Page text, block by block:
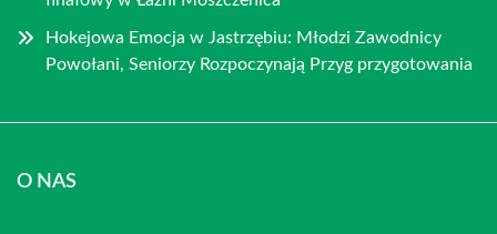
Hokejowa Emocja w Jastrzębiu: Młodzi Zawodnicy
Powołani, Seniorzy Rozpoczynają Przyg przygotowania
O NAS